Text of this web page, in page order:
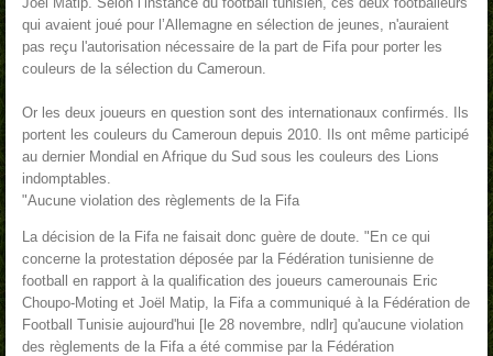
qui avaient joué pour l’Allemagne en sélection de jeunes, n'auraient
pas reçu l'autorisation nécessaire de la part de Fifa pour porter les
couleurs de la sélection du Cameroun.
Or les deux joueurs en question sont des internationaux confirmés. Ils
portent les couleurs du Cameroun depuis 2010. Ils ont même participé
au dernier Mondial en Afrique du Sud sous les couleurs des Lions
indomptables.
"Aucune violation des règlements de la Fifa
La décision de la Fifa ne faisait donc guère de doute. "En ce qui
concerne la protestation déposée par la Fédération tunisienne de
football en rapport à la qualification des joueurs camerounais Eric
Choupo-Moting et Joël Matip, la Fifa a communiqué à la Fédération de
Football Tunisie aujourd'hui [le 28 novembre, ndlr] qu'aucune violation
des règlements de la Fifa a été commise par la Fédération